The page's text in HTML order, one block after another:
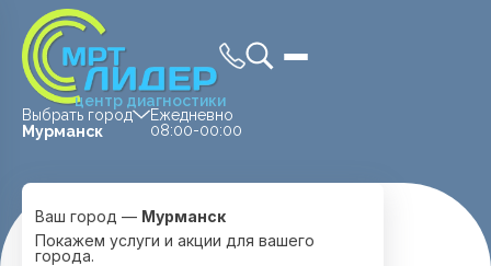
центр диагностики
Выбрать город
Мурманск
Ежедневно
08:00-00:00
Ваш город — Мурманск
Покажем услуги и акции для вашего
города.
Главная Услуги и цены МРТ Суставов
Сустав (плечевой,тазобедренные)